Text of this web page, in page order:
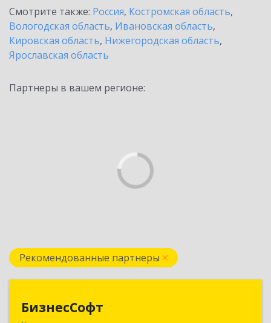
Смотрите также: Россия, Костромская область,
Вологодская область, Ивановская область,
Кировская область, Нижегородская область,
Ярославская область
Партнеры в вашем регионе:
Рекомендованные партнеры
БизнесСофт